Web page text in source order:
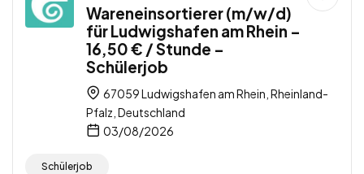
Wareneinsortierer (m/w/d)
für Ludwigshafen am Rhein –
16,50 € / Stunde –
Schülerjob
67059 Ludwigshafen am Rhein, Rheinland-
Pfalz, Deutschland
03/08/2026
Schülerjob